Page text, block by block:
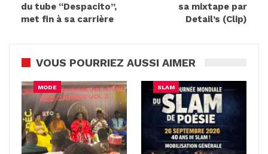
du tube “Despacito”,
met fin à sa carrière
sa mixtape par
Detail’s (Clip)
VOUS POURRIEZ AUSSI AIMER
MODE SLAM